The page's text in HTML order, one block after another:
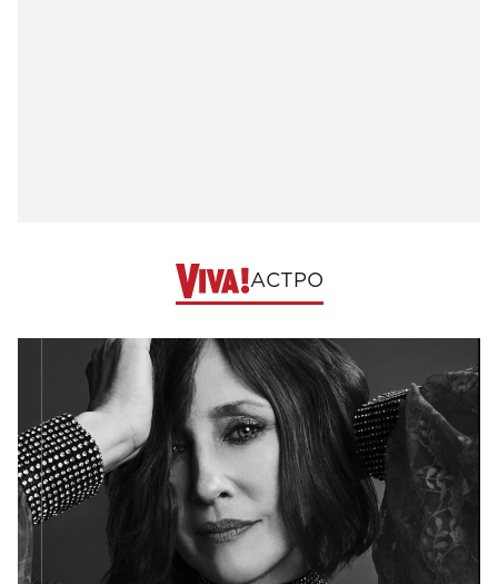
АСТРО